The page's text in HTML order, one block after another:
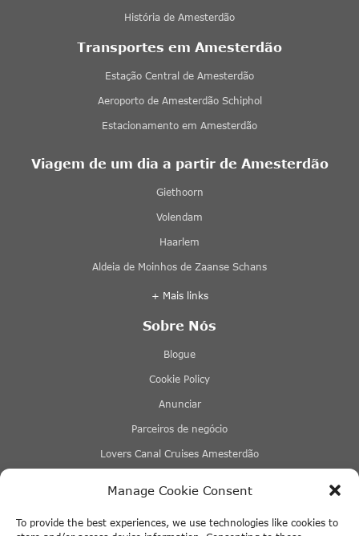
Manage Cookie Consent
To provide the best experiences, we use technologies like cookies to
História de Amesterdão
Transportes em Amesterdão
Estação Central de Amesterdão
Aeroporto de Amesterdão Schiphol
Estacionamento em Amesterdão
Viagem de um dia a partir de Amesterdão
Giethoorn
Volendam
Haarlem
Aldeia de Moinhos de Zaanse Schans
+ Mais links
Sobre Nós
Blogue
Cookie Policy
Anunciar
Parceiros de negócio
Lovers Canal Cruises Amesterdão
Eco Boats Amsterdam